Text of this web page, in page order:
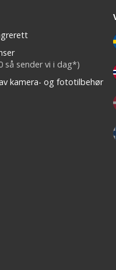
så sender vi i dag*)
kamera- og fototilbehør